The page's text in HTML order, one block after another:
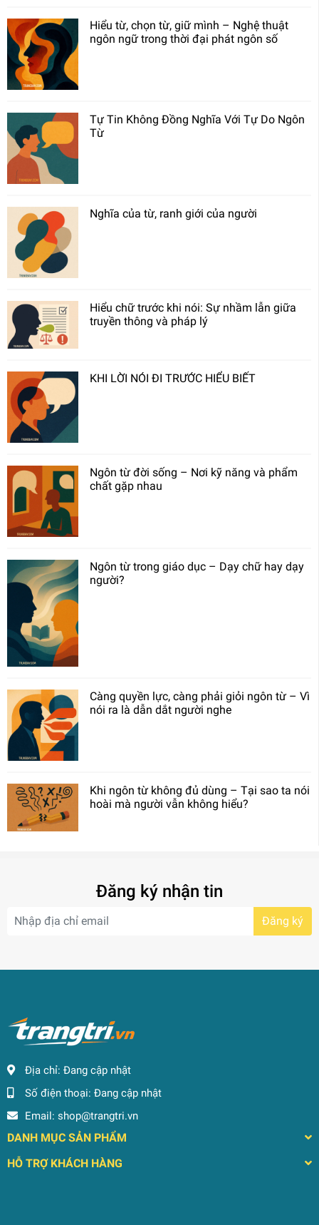
Hiểu từ, chọn từ, giữ mình – Nghệ thuật
ngôn ngữ trong thời đại phát ngôn số
Tự Tin Không Đồng Nghĩa Với Tự Do Ngôn
Từ
Nghĩa của từ, ranh giới của người
Hiểu chữ trước khi nói: Sự nhầm lẫn giữa
truyền thông và pháp lý
KHI LỜI NÓI ĐI TRƯỚC HIỂU BIẾT
Ngôn từ đời sống – Nơi kỹ năng và phẩm
chất gặp nhau
Ngôn từ trong giáo dục – Dạy chữ hay dạy
người?
Càng quyền lực, càng phải giỏi ngôn từ – Vì
nói ra là dẫn dắt người nghe
Khi ngôn từ không đủ dùng – Tại sao ta nói
hoài mà người vẫn không hiểu?
Đăng ký nhận tin
Đăng ký
Địa chỉ: Đang cập nhật
Số điện thoại: Đang cập nhật
Email: shop@trangtri.vn
DANH MỤC SẢN PHẨM
HỖ TRỢ KHÁCH HÀNG